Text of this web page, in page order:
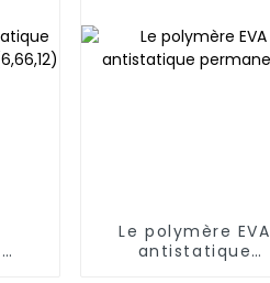
Le polymère EVA
antistatique